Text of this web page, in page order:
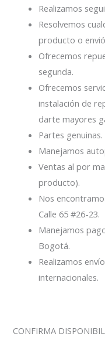
Realizamos
Resolvemos
producto o
Ofrecemos
segunda.
Ofrecemos
instalación de
darte mayores
Partes genuinas.
Manejamos
Ventas al por
producto).
Nos
Calle 65 #26-23.
Manejamos
Bogotá.
Realizamos
internacionales.
CONFIRMA